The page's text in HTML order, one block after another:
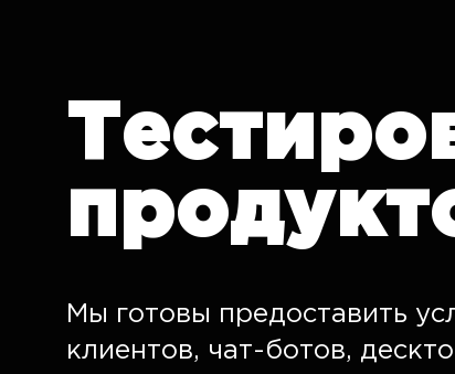
Мы готовы предоставить
клиентов, чат-ботов,